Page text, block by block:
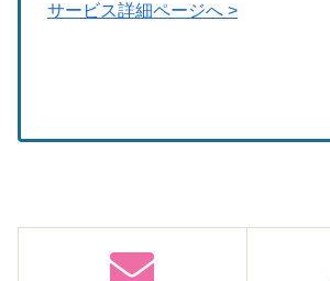
サービス詳細ページへ >